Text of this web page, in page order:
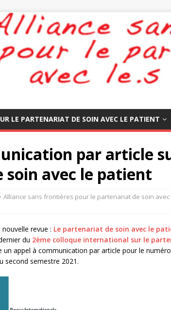
LE PARTENARIAT DE SOIN AVEC LE PATIENT
par article
avec le patient
Alliance sans frontières pour le partenariat de soin
nouvelle revue : Le partenariat de soin avec le
du 2ème colloque international sur le
un appel à communication par article pour le
second semestre 2021.